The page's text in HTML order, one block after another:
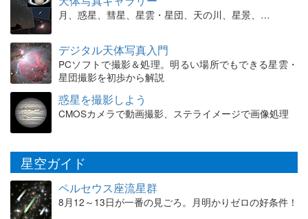
月、惑星、彗星、星雲・星団、天の川、星景、…
デジタル天体写真入門
PCソフトで撮影＆処理。明るい場所でもできる星雲・
星団撮影を初歩から解説
惑星を撮影しよう
CMOSカメラで動画撮影、ステライメージで画像処理
星空ガイド
ペルセウス座流星群
8月12～13日が一番の見ごろ。月明かりゼロの好条件！